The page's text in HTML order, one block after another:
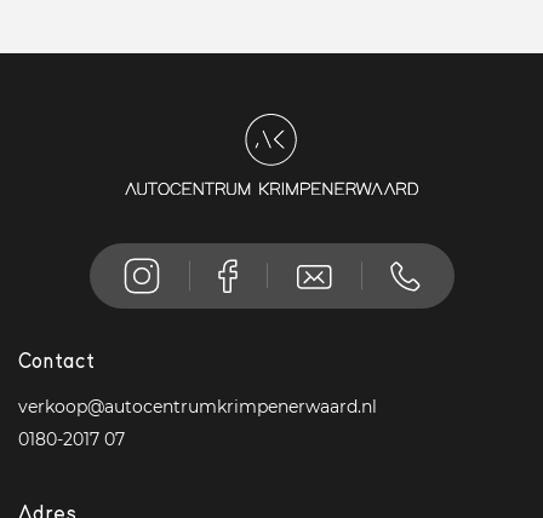
Contact
verkoop@autocentrumkrimpenerwaard.nl
0180-2017 07